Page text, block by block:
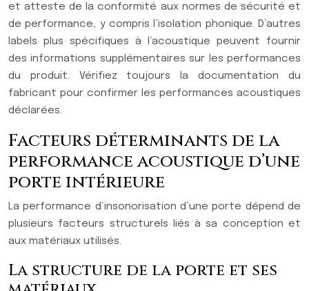
et atteste de la conformité aux normes de sécurité et
de performance, y compris l’isolation phonique. D’autres
labels plus spécifiques à l’acoustique peuvent fournir
des informations supplémentaires sur les performances
du produit. Vérifiez toujours la documentation du
fabricant pour confirmer les performances acoustiques
déclarées.
Facteurs déterminants de la
performance acoustique d’une
porte intérieure
La performance d’insonorisation d’une porte dépend de
plusieurs facteurs structurels liés à sa conception et
aux matériaux utilisés.
La structure de la porte et ses